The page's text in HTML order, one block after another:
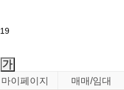
19
마이페이지
매매/임대